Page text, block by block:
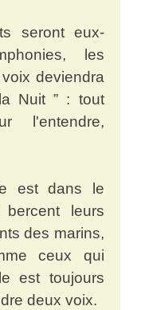
seront eux-
les
deviendra
Nuit ” : tout
l'entendre,
est dans le
leurs
des marins,
ceux qui
est toujours
deux voix.